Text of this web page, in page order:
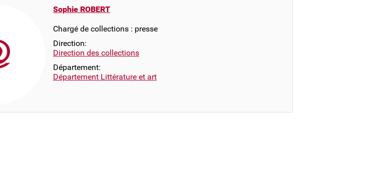
Sophie ROBERT
Chargé de collections : presse
Direction:
Direction des collections
Département:
Département Littérature et art